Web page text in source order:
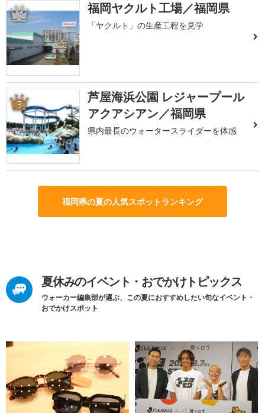
2 福岡ヤクルト工場／福岡県
「ヤクルト」の生産工程を見学
3
芦屋海浜公園 レジャープール
アクアシアン／福岡県
県内最長のウォータースライダーを体感
福岡県の夏の人気スポットランキング
夏休みのイベント・おでかけトピックス
ウォーカー編集部が選ぶ、この夏におすすめしたい旬なイベント・
おでかけスポット